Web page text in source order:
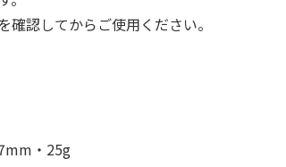
認してからご使用ください。
・25g